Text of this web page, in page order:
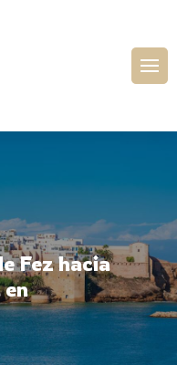
Fez hacia
en